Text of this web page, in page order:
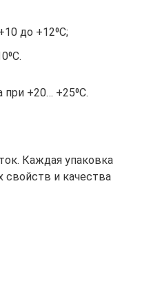
до +12⁰С;
+20… +25⁰С.
Каждая упаковка
и качества